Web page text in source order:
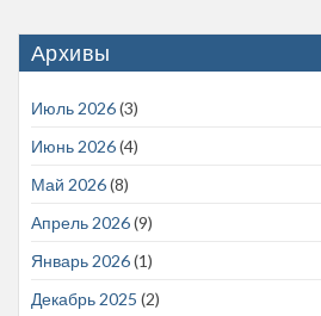
Архивы
Июль 2026(3)
Июнь 2026(4)
Май 2026(8)
Апрель 2026(9)
Январь 2026(1)
Декабрь 2025 (2)